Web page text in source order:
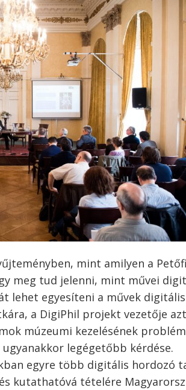
mint amilyen a
meg tud jelenni, mint művei
lehet egyesíteni a művek
a DigiPhil projekt vezetője
múzeumi kezelésének
legégetőbb kérdése.
egyre több digitális hordozó
kutathatóvá tételére